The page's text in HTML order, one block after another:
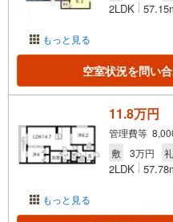
もっと見る
2LDK
空室状況を問い
もっと見る
11.8万円
管理費等
敷
3万円 礼
2LDK